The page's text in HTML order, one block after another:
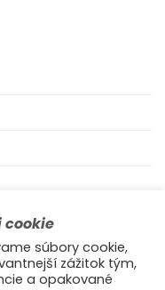
cookie
súbory cookie,
zážitok tým,
a opakované